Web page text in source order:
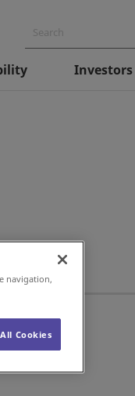
Investors
navigation,
Cookies